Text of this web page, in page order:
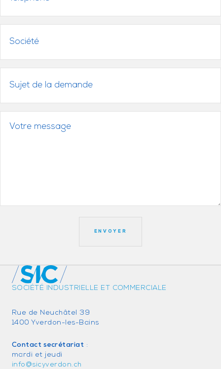
SOCIÉTÉ INDUSTRIELLE ET COMMERCIALE
Rue de Neuchâtel 39
1400 Yverdon-les-Bains
Contact secrétariat :
mardi et jeudi
info@sicyverdon.ch